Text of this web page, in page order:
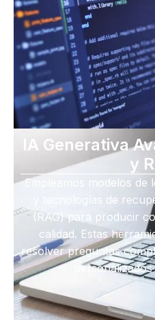
IA Generativa
y
Empleamos modelos de
y tecnologías de
(RAG) para producir
calidad. Estas
resolver preguntas